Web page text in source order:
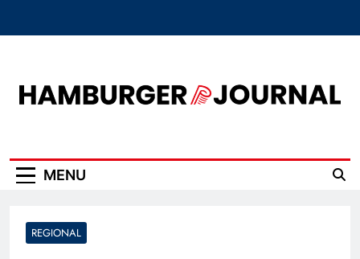
MENU
REGIONAL